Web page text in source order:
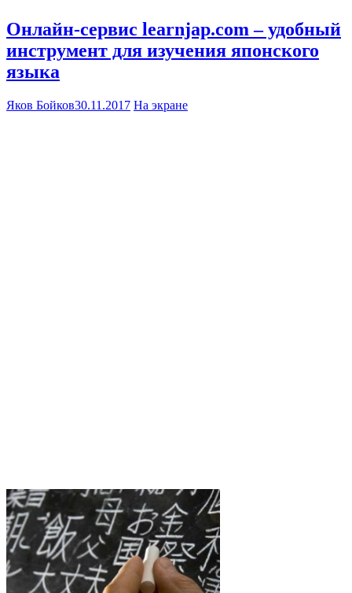
Онлайн-сервис learnjap.com – удобный
инструмент для изучения японского
языка
Яков Бойков30.11.2017 На экране